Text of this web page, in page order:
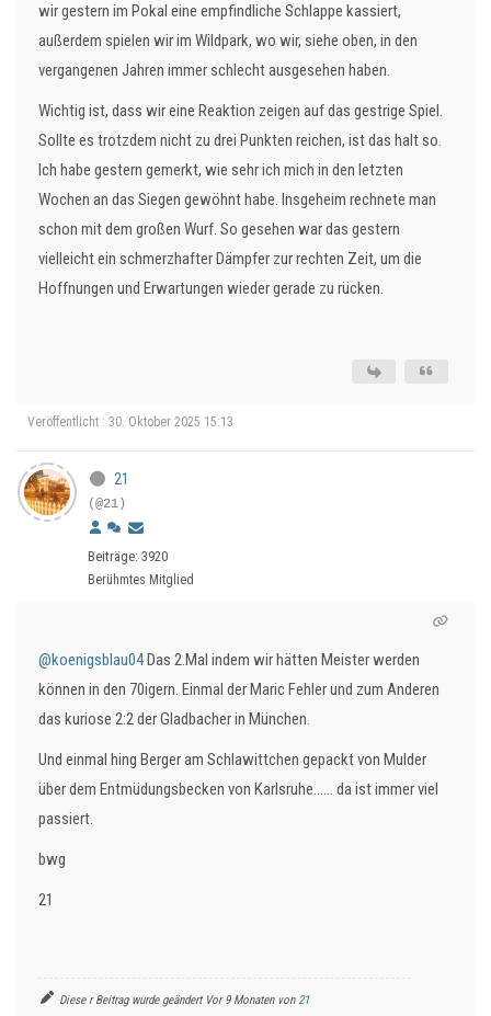
wir gestern im Pokal eine empfindliche Schlappe kassiert,
außerdem spielen wir im Wildpark, wo wir, siehe oben, in den
vergangenen Jahren immer schlecht ausgesehen haben.
Wichtig ist, dass wir eine Reaktion zeigen auf das gestrige Spiel.
Sollte es trotzdem nicht zu drei Punkten reichen, ist das halt so.
Ich habe gestern gemerkt, wie sehr ich mich in den letzten
Wochen an das Siegen gewöhnt habe. Insgeheim rechnete man
schon mit dem großen Wurf. So gesehen war das gestern
vielleicht ein schmerzhafter Dämpfer zur rechten Zeit, um die
Hoffnungen und Erwartungen wieder gerade zu rücken.
Veröffentlicht : 30. Oktober 2025 15:13
21
(@21)
Beiträge: 3920
Berühmtes Mitglied
@koenigsblau04Das 2.Mal indem wir hätten Meister werden
können in den 70igern. Einmal der Maric Fehler und zum Anderen
das kuriose 2:2 der Gladbacher in München.
Und einmal hing Berger am Schlawittchen gepackt von Mulder
über dem Entmüdungsbecken von Karlsruhe...... da ist immer viel
passiert.
bwg
21
Diese r Beitrag wurde geändert Vor 9 Monaten von21